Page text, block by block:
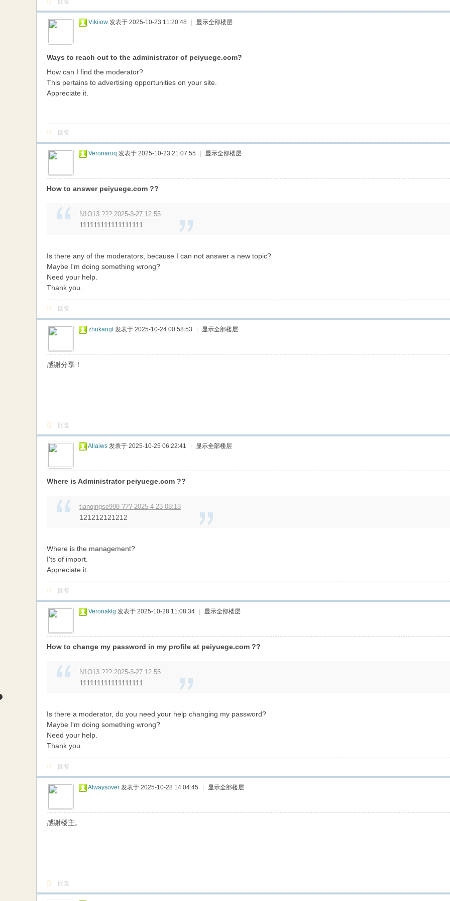
回复
Vikiiow 发表于 2025-10-23 11:20:48 显示全部楼层
Ways to reach out to the administrator of peiyuege.com?
How can I find the moderator?
This pertains to advertising opportunities on your site.
Appreciate it.
回复
Veronaroq 发表于 2025-10-23 21:07:55 显示全部楼层
How to answer peiyuege.com ??
N1O13 ??? 2025-3-27 12:55
111111111111111111
Is there any of the moderators, because I can not answer a new topic?
Maybe I'm doing something wrong?
Need your help.
Thank you.
回复
zhukangt 发表于 2025-10-24 00:58:53 显示全部楼层
感谢分享！
回复
Allaiws 发表于 2025-10-25 06:22:41 显示全部楼层
Where is Administrator peiyuege.com ??
tianqingse998 ??? 2025-4-23 08:13
121212121212
Where is the management?
I'ts of import.
Appreciate it.
回复
Veronaktg 发表于 2025-10-28 11:08:34 显示全部楼层
How to change my password in my profile at peiyuege.com ??
N1O13 ??? 2025-3-27 12:55
111111111111111111
Is there a moderator, do you need your help changing my password?
Maybe I'm doing something wrong?
Need your help.
Thank you.
回复
Alwaysover 发表于 2025-10-28 14:04:45 显示全部楼层
感谢楼主。
回复